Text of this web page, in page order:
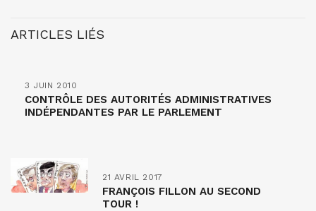
ARTICLES LIÉS
3 JUIN 2010
CONTRÔLE DES AUTORITÉS ADMINISTRATIVES
INDÉPENDANTES PAR LE PARLEMENT
21 AVRIL 2017
FRANÇOIS FILLON AU SECOND
TOUR !